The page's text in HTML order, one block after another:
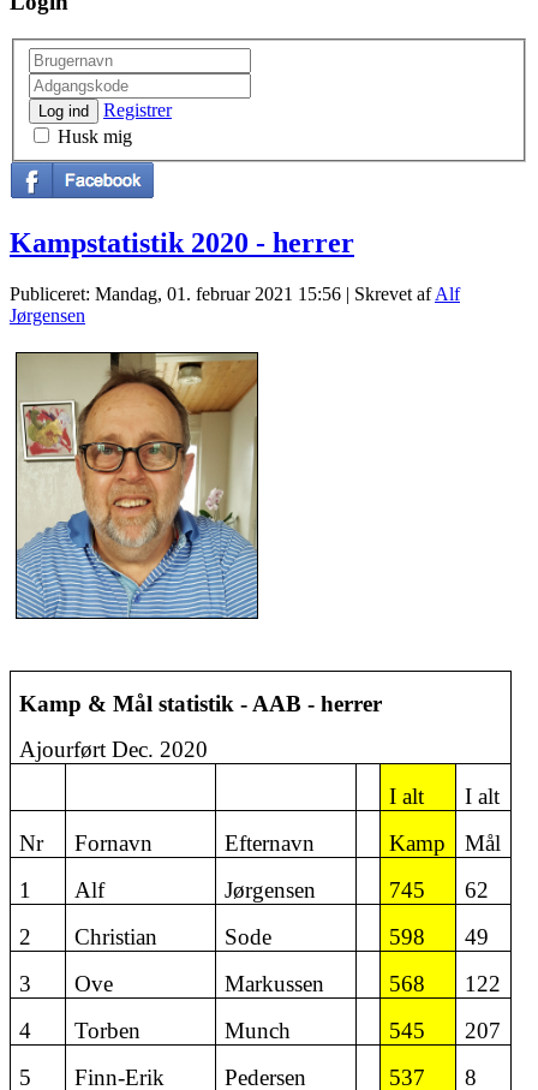
Log ind
Registrer
Husk mig
Kampstatistik 2020 - herrer
Publiceret: Mandag, 01. februar 2021 15:56 | Skrevet afAlf
Jørgensen
Kamp & Mål statistik - AAB - herrer
Ajourført Dec. 2020
I alt
I alt
Nr
Fornavn Efternavn Kamp
Mål
1
Alf Jørgensen 745
62
2
Christian Sode 598
49
3
Ove Markussen 568
122
4
Torben Munch 545
207
5
Finn-Erik Pedersen 537
8